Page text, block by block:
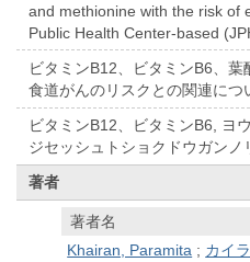
and methionine with the risk of
Public Health Center-based
ビタミンB12、ビタミンB6、
食道がんのリスクとの関連につ
ビタミンB12、ビタミンB6, ヨ
ジセッシュトショクドウガン
著者
著者名
Khairan, Paramita ; カイ